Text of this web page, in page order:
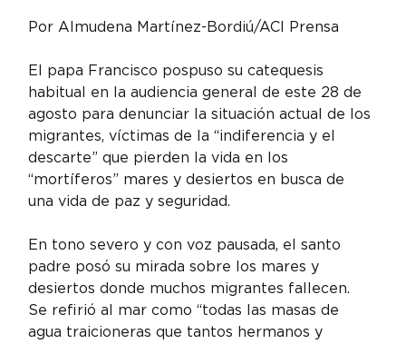
Por Almudena Martínez-Bordiú/ACI Prensa
El papa Francisco pospuso su catequesis
habitual en la audiencia general de este 28 de
agosto para denunciar la situación actual de los
migrantes, víctimas de la “indiferencia y el
descarte” que pierden la vida en los
“mortíferos” mares y desiertos en busca de
una vida de paz y seguridad.
En tono severo y con voz pausada, el santo
padre posó su mirada sobre los mares y
desiertos donde muchos migrantes fallecen.
Se refirió al mar como “todas las masas de
agua traicioneras que tantos hermanos y